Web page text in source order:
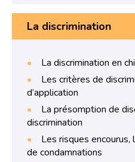
La discrimination
La discrimination en
Les critères de
d’application
La présomption de
discrimination
Les risques
de condamnations